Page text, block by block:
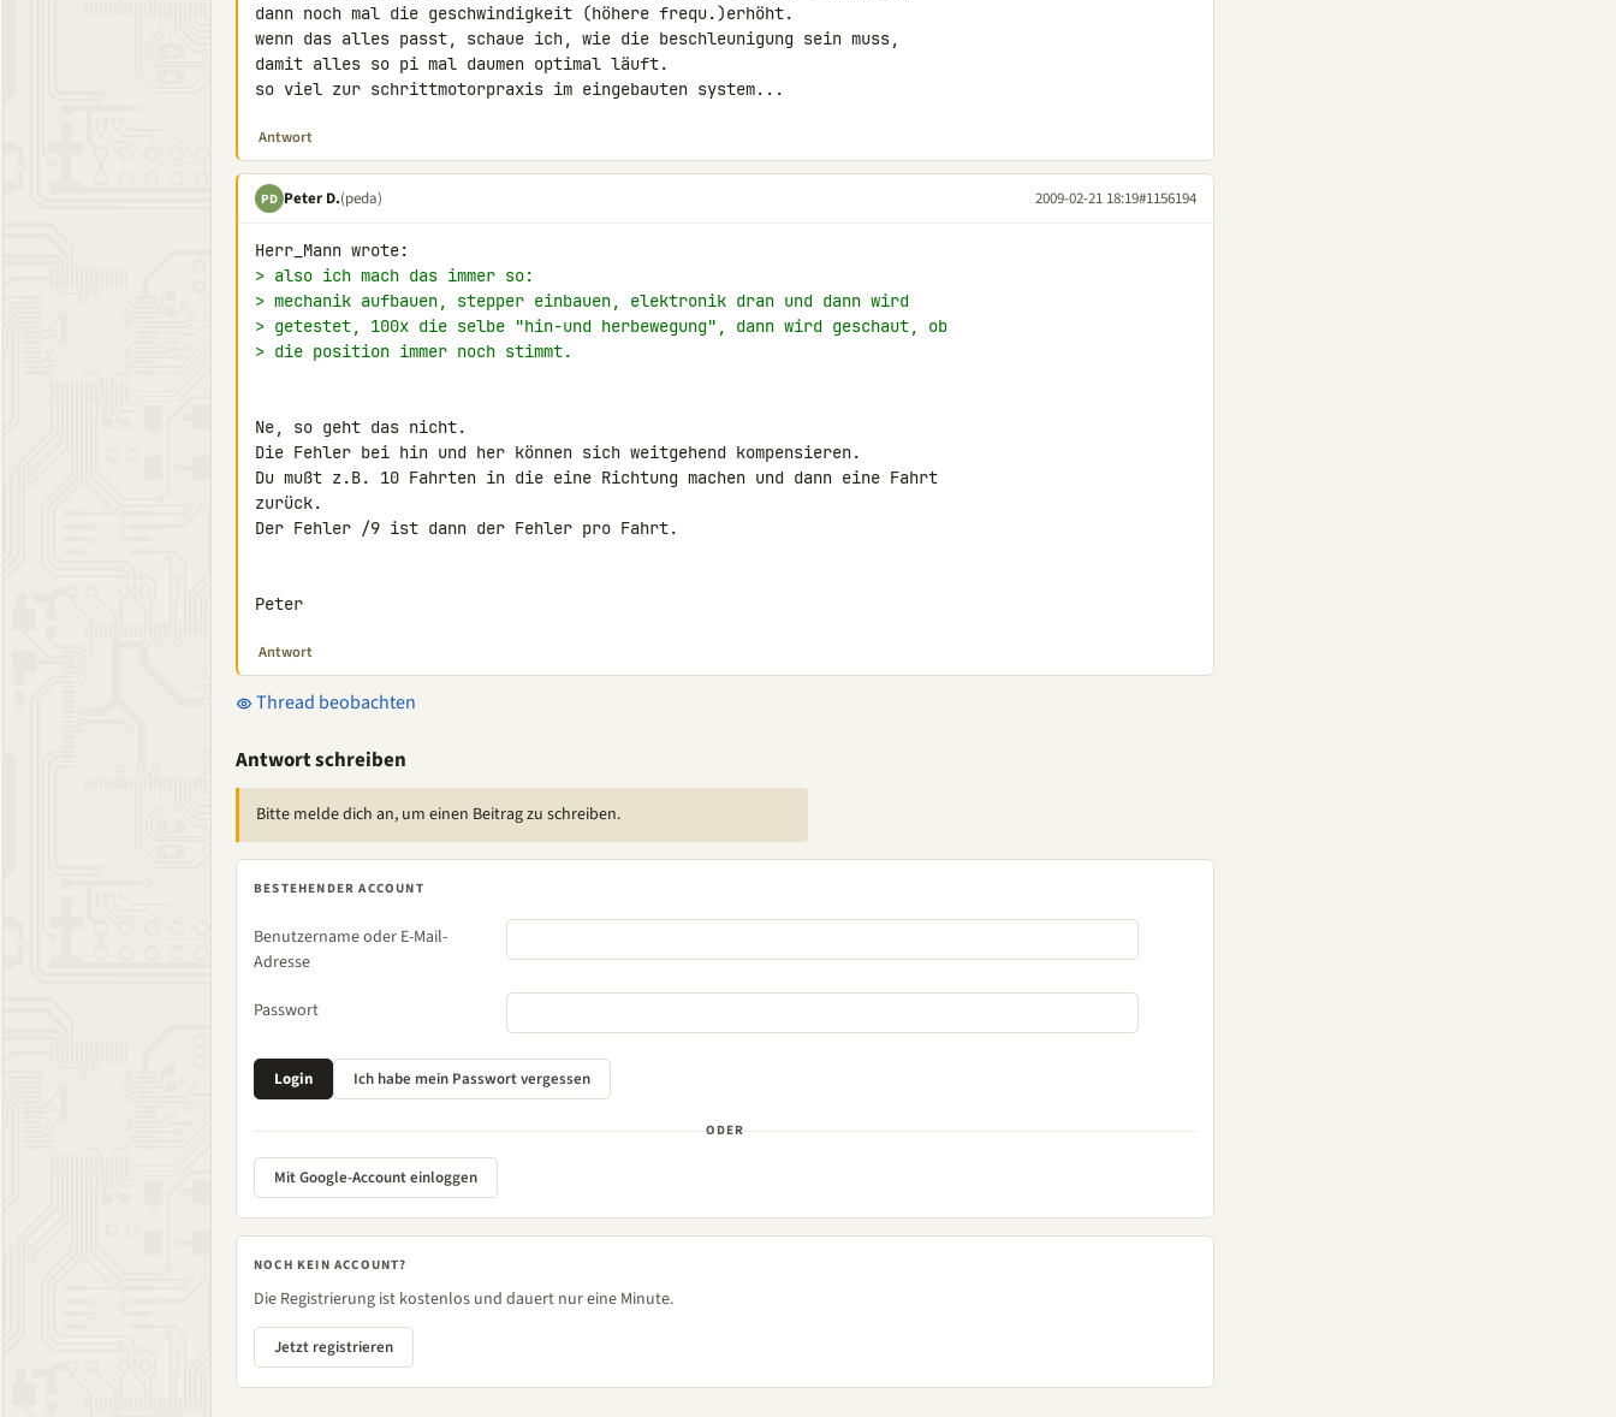
dann noch mal die geschwindigkeit (höhere frequ.)erhöht.
wenn das alles passt, schaue ich, wie die beschleunigung sein muss,
damit alles so pi mal daumen optimal läuft.
so viel zur schrittmotorpraxis im eingebauten system...
Antwort
PD Peter D.(peda) 2009-02-21 18:19#1156194
> also ich mach das immer so:
> mechanik aufbauen, stepper einbauen, elektronik dran und dann wird
> getestet, 100x die selbe "hin-und herbewegung", dann wird geschaut, ob
> die position immer noch stimmt.
Ne, so geht das nicht.
Die Fehler bei hin und her können sich weitgehend kompensieren.
Du mußt z.B. 10 Fahrten in die eine Richtung machen und dann eine Fahrt
zurück.
Der Fehler /9 ist dann der Fehler pro Fahrt.
Peter
Antwort
Thread beobachten
Antwort schreiben
Bitte melde dich an, um einen Beitrag zu schreiben.
BESTEHENDER ACCOUNT
Benutzername oder E-Mail-
Adresse
Passwort
ODER
Mit Google-Account einloggen
NOCH KEIN ACCOUNT?
Die Registrierung ist kostenlos und dauert nur eine Minute.
Jetzt registrieren